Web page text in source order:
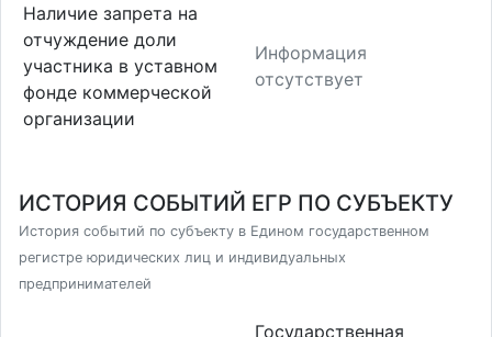
Наличие запрета на
отчуждение доли
участника в уставном
фонде коммерческой
организации
Информация
отсутствует
ИСТОРИЯ СОБЫТИЙ ЕГР ПО СУБЪЕКТУ
История событий по субъекту в Едином государственном
регистре юридических лиц и индивидуальных
предпринимателей
Государственная